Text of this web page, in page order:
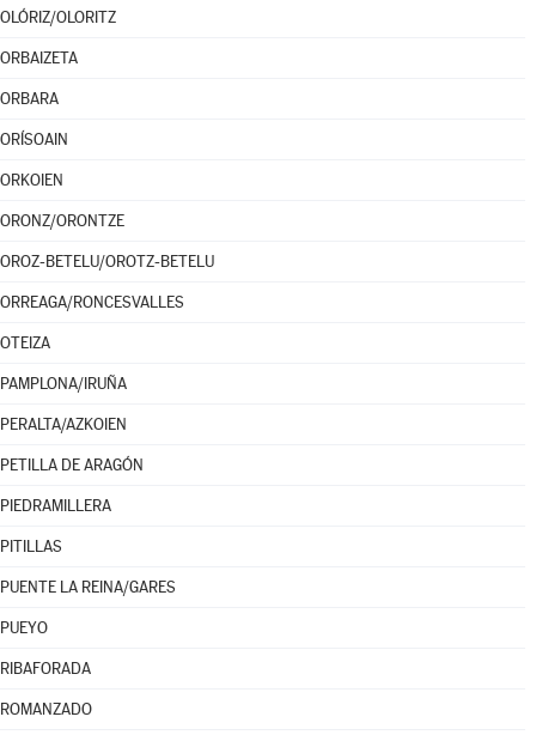
OLÓRIZ/OLORITZ
ORBAIZETA
ORBARA
ORÍSOAIN
ORKOIEN
ORONZ/ORONTZE
OROZ-BETELU/OROTZ-BETELU
ORREAGA/RONCESVALLES
OTEIZA
PAMPLONA/IRUÑA
PERALTA/AZKOIEN
PETILLA DE ARAGÓN
PIEDRAMILLERA
PITILLAS
PUENTE LA REINA/GARES
PUEYO
RIBAFORADA
ROMANZADO